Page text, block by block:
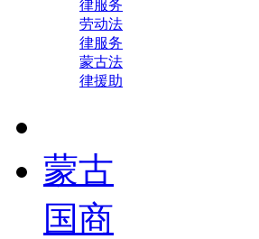
律服务
劳动法
律服务
蒙古法
律援助
蒙古
国商